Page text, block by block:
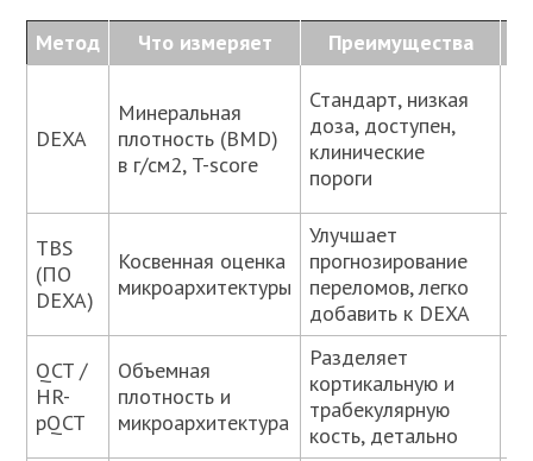
Метод Что измеряет Преимущества
DEXA
Минеральная
плотность (BMD)
в г/см2, T-score
Стандарт, низкая
доза, доступен,
клинические
пороги
TBS
(ПО
DEXA)
Косвенная оценка
микроархитектуры
Улучшает
прогнозирование
переломов, легко
добавить к DEXA
QCT /
HR-
pQCT
Объемная
плотность и
микроархитектура
Разделяет
кортикальную и
трабекулярную
кость, детально